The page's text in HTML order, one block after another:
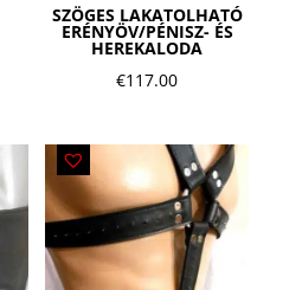
SZÖGES LAKATOLHATÓ
ERÉNYÖV/PÉNISZ- ÉS
HEREKALODA
€117.00